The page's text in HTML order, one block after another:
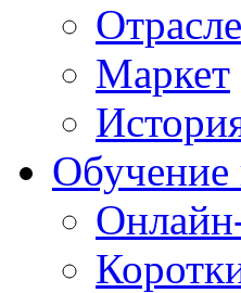
Маркет
Обучение